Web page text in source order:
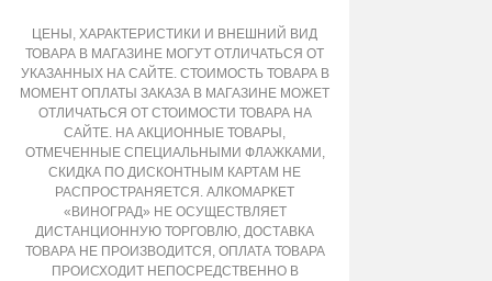
ЦЕНЫ, ХАРАКТЕРИСТИКИ И ВНЕШНИЙ ВИД
ТОВАРА В МАГАЗИНЕ МОГУТ ОТЛИЧАТЬСЯ ОТ
УКАЗАННЫХ НА САЙТЕ. СТОИМОСТЬ ТОВАРА В
МОМЕНТ ОПЛАТЫ ЗАКАЗА В МАГАЗИНЕ МОЖЕТ
ОТЛИЧАТЬСЯ ОТ СТОИМОСТИ ТОВАРА НА
САЙТЕ. НА АКЦИОННЫЕ ТОВАРЫ,
ОТМЕЧЕННЫЕ СПЕЦИАЛЬНЫМИ ФЛАЖКАМИ,
СКИДКА ПО ДИСКОНТНЫМ КАРТАМ НЕ
РАСПРОСТРАНЯЕТСЯ. АЛКОМАРКЕТ
«ВИНОГРАД» НЕ ОСУЩЕСТВЛЯЕТ
ДИСТАНЦИОННУЮ ТОРГОВЛЮ, ДОСТАВКА
ТОВАРА НЕ ПРОИЗВОДИТСЯ, ОПЛАТА ТОВАРА
ПРОИСХОДИТ НЕПОСРЕДСТВЕННО В